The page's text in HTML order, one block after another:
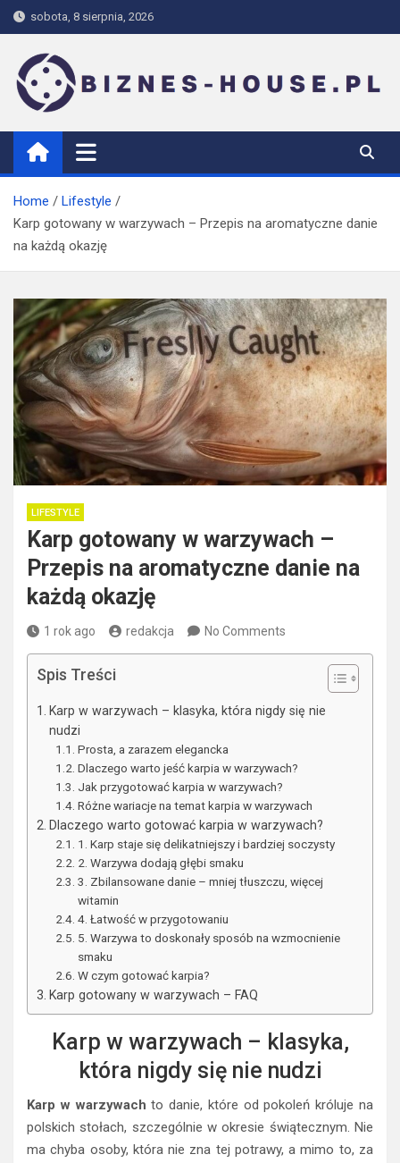
Skip
to
content
sobota, 8 sierpnia, 2026
biznes-house.pl
Home
Lifestyle
Karp gotowany w warzywach – Przepis na aromatyczne danie
na każdą okazję
LIFESTYLE
Karp gotowany w warzywach –
Przepis na aromatyczne danie na
każdą okazję
1 rok ago redakcja No Comments
Spis Treści
Karp w warzywach – klasyka, która nigdy się nie
nudzi
Prosta, a zarazem elegancka
Dlaczego warto jeść karpia w warzywach?
Jak przygotować karpia w warzywach?
Różne wariacje na temat karpia w warzywach
Dlaczego warto gotować karpia w warzywach?
1. Karp staje się delikatniejszy i bardziej soczysty
2. Warzywa dodają głębi smaku
3. Zbilansowane danie – mniej tłuszczu, więcej
witamin
4. Łatwość w przygotowaniu
5. Warzywa to doskonały sposób na wzmocnienie
smaku
W czym gotować karpia?
Karp gotowany w warzywach – FAQ
Karp w warzywach – klasyka,
która nigdy się nie nudzi
Karp w warzywach to danie, które od pokoleń króluje na
polskich stołach, szczególnie w okresie świątecznym. Nie
ma chyba osoby, która nie zna tej potrawy, a mimo to, za